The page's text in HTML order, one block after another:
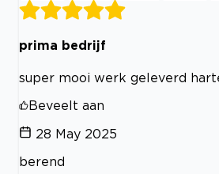
prima bedrijf
super mooi werk geleverd
Beveelt aan
28 May 2025
berend